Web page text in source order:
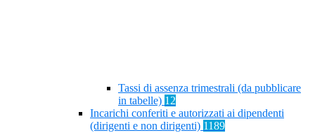
Tassi di assenza trimestrali (da pubblicare
in tabelle) 12
Incarichi conferiti e autorizzati ai dipendenti
(dirigenti e non dirigenti) 1189